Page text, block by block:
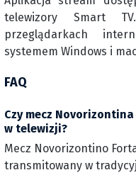
telewizory Smart
przeglądarkach
systemem Windows i
FAQ
Czy mecz Novorizontina
w telewizji?
Mecz Novorizontino
transmitowany w